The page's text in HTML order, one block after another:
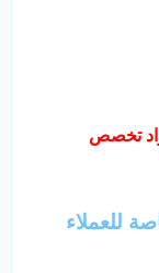
تخصص
للعملاء